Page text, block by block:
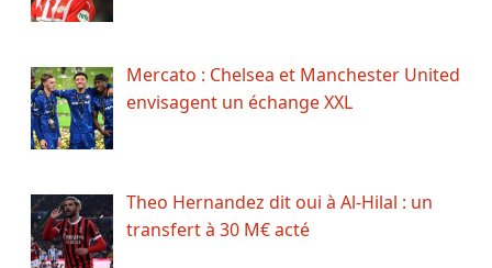
Mercato : Chelsea et Manchester United
envisagent un échange XXL
Theo Hernandez dit oui à Al-Hilal : un
transfert à 30 M€ acté